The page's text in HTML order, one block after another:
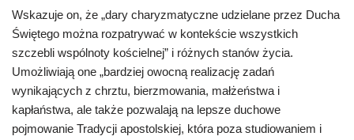
Wskazuje on, że „dary charyzmatyczne udzielane przez Ducha
Świętego można rozpatrywać w kontekście wszystkich
szczebli wspólnoty kościelnej” i różnych stanów życia.
Umożliwiają one „bardziej owocną realizację zadań
wynikających z chrztu, bierzmowania, małżeństwa i
kapłaństwa, ale także pozwalają na lepsze duchowe
pojmowanie Tradycji apostolskiej, która poza studiowaniem i